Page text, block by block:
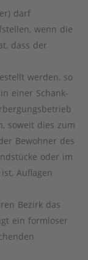
darf
wenn die
dass der
werden, so
einer Schank-
soweit dies zum
Bewohner des
oder im
Auflagen
Bezirk das
ein formloser